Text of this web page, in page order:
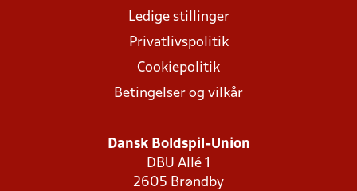
Ledige stillinger
Privatlivspolitik
Cookiepolitik
Betingelser og vilkår
Dansk Boldspil-Union
DBU Allé 1
2605 Brøndby